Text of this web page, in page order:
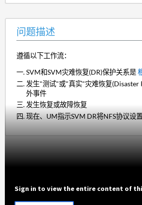
问题描述
遵循以下工作流：
SVM和SVM灾难恢复(DR)保护关系是
发生"测试"或"真实"灾难恢复(Disaster
外事件
发生恢复或故障恢复
现在、UM指示SVM DR将NFS协议设
Sign in to view the entire content of